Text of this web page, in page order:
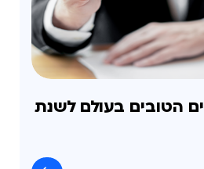
הטובים בעולם לשנת